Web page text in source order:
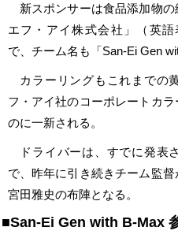
新スポンサーは⾷品添加物の
エフ・アイ株式会社」（英語
で、チーム名も「San-Ei Gen
カラーリングもこれまでの
フ・アイ社のコーポレートカ
のに⼀新される。
ドライバーは、すでに発表
で、昨年に引き続きチーム監
宮田雅史の布陣となる。
■San-Ei Gen with B-Max